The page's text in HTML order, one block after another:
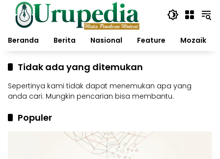
Langsung
konten
Beranda
Berita Nasional Feature Mozaik
Tidak ada yang ditemukan
Sepertinya kami tidak dapat menemukan apa yang
anda cari. Mungkin pencarian bisa membantu.
Populer